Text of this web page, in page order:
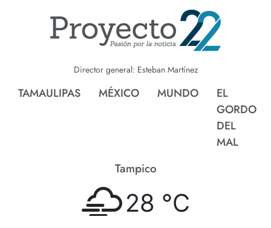
Director general: Esteban Martínez
TAMAULIPAS MÉXICO MUNDO
EL
GORDO
DEL
MAL
Tampico
28 °C